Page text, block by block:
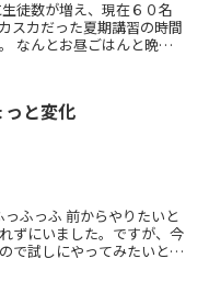
スカだった夏期講習の時間
と変化
ずにいました。ですが、今
で試しにやってみたいと思